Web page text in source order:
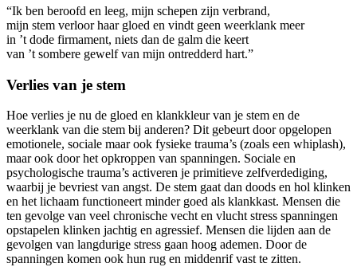
“Ik ben beroofd en leeg, mijn schepen zijn verbrand,
mijn stem verloor haar gloed en vindt geen weerklank meer
in ’t dode firmament, niets dan de galm die keert
van ’t sombere gewelf van mijn ontredderd hart.”
Verlies van je stem
Hoe verlies je nu de gloed en klankkleur van je stem en de
weerklank van die stem bij anderen? Dit gebeurt door opgelopen
emotionele, sociale maar ook fysieke trauma’s (zoals een whiplash),
maar ook door het opkroppen van spanningen. Sociale en
psychologische trauma’s activeren je primitieve zelfverdediging,
waarbij je bevriest van angst. De stem gaat dan doods en hol klinken
en het lichaam functioneert minder goed als klankkast. Mensen die
ten gevolge van veel chronische vecht en vlucht stress spanningen
opstapelen klinken jachtig en agressief. Mensen die lijden aan de
gevolgen van langdurige stress gaan hoog ademen. Door de
spanningen komen ook hun rug en middenrif vast te zitten.